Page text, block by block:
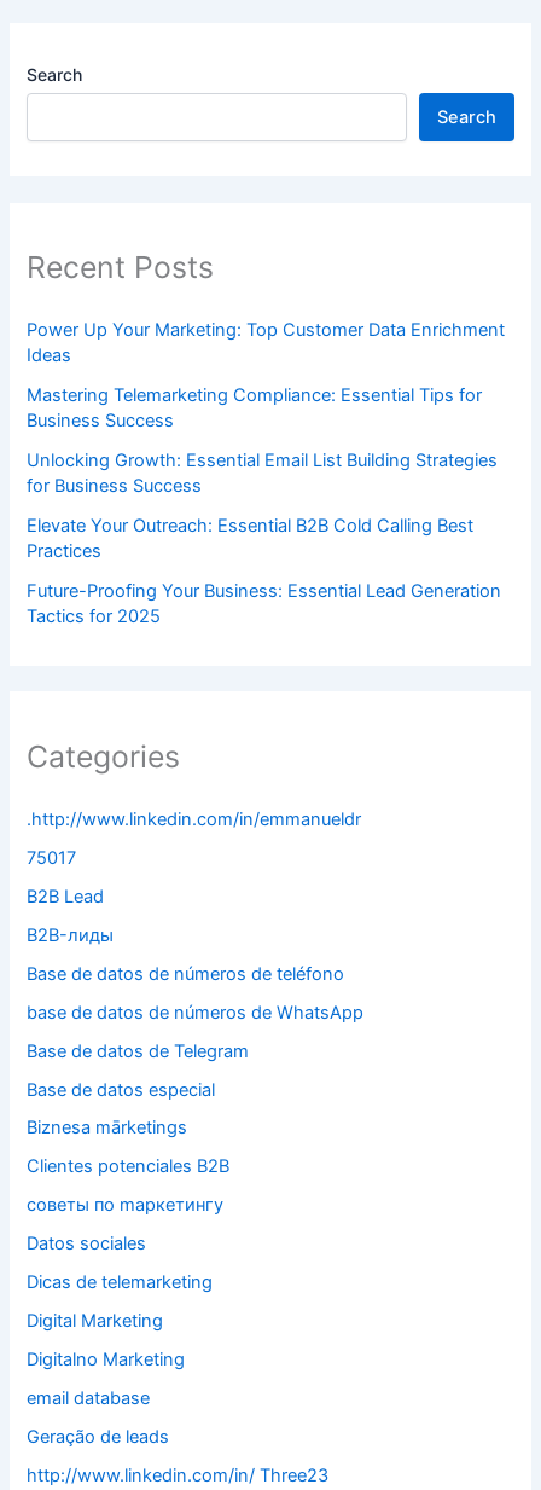
Search
Search
Recent Posts
Power Up Your Marketing: Top Customer Data Enrichment
Ideas
Mastering Telemarketing Compliance: Essential Tips for
Business Success
Unlocking Growth: Essential Email List Building Strategies
for Business Success
Elevate Your Outreach: Essential B2B Cold Calling Best
Practices
Future-Proofing Your Business: Essential Lead Generation
Tactics for 2025
Categories
.http://www.linkedin.com/in/emmanueldr
75017
B2B Lead
B2B-лиды
Base de datos de números de teléfono
base de datos de números de WhatsApp
Base de datos de Telegram
Base de datos especial
Biznesa mārketings
Clientes potenciales B2B
cоветы по mаркетингу
Datos sociales
Dicas de telemarketing
Digital Marketing
Digitalno Marketing
email database
Geração de leads
http://www.linkedin.com/in/ Three23